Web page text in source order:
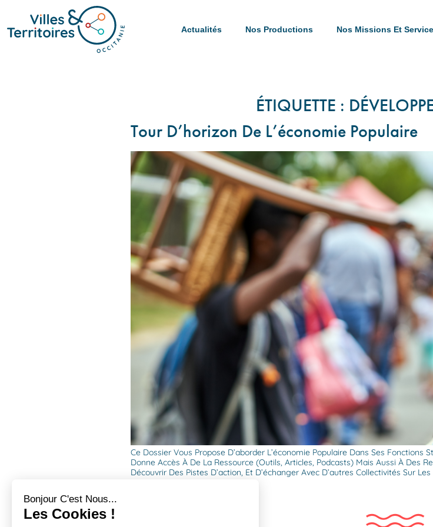
Actualités Nos Productions Nos Missions Et
ÉTIQUETTE :
Tour D’horizon De L’économie Populaire
Ce Dossier Vous Propose D’aborder L’économie Populaire Dans Ses
Donne Accès À De La Ressource (outils, Articles, Podcasts) Mais Aussi À Des
Découvrir Des Pistes D’action, Et D’échanger Avec D’autres Collectivités Sur
Bonjour C'est Nous...
Les Cookies !